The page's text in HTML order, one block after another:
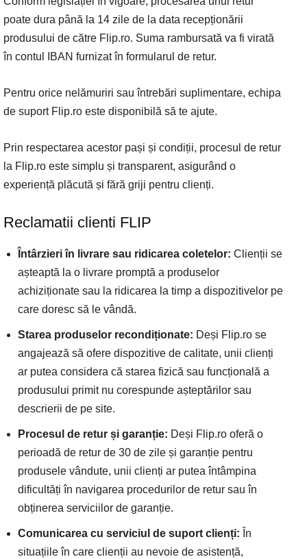
poate dura până la 14 zile de la data recepționării
produsului de către Flip.ro. Suma rambursată va fi virată
în contul IBAN furnizat în formularul de retur.
Pentru orice nelămuriri sau întrebări suplimentare, echipa
de suport Flip.ro este disponibilă să te ajute.
Prin respectarea acestor pași și condiții, procesul de retur
la Flip.ro este simplu și transparent, asigurând o
experiență plăcută și fără griji pentru clienți.
Reclamatii clienti FLIP
Întârzieri în livrare sau ridicarea coletelor: Clienții se
așteaptă la o livrare promptă a produselor
achiziționate sau la ridicarea la timp a dispozitivelor pe
care doresc să le vândă.
Starea produselor recondiționate: Deși Flip.ro se
angajează să ofere dispozitive de calitate, unii clienți
ar putea considera că starea fizică sau funcțională a
produsului primit nu corespunde așteptărilor sau
descrierii de pe site.
Procesul de retur și garanție: Deși Flip.ro oferă o
perioadă de retur de 30 de zile și garanție pentru
produsele vândute, unii clienți ar putea întâmpina
dificultăți în navigarea procedurilor de retur sau în
obținerea serviciilor de garanție.
Comunicarea cu serviciul de suport clienți: În
situațiile în care clienții au nevoie de asistență,